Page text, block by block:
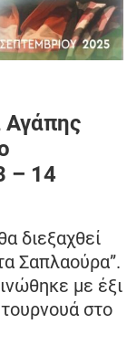
Αγάπης
– 14
διεξαχθεί
Σαπλαούρα”.
με έξι
στο